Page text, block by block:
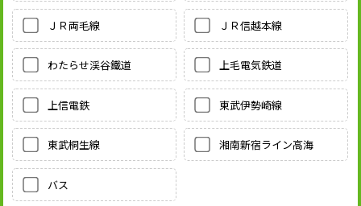
ＪＲ両毛線 ＪＲ信越本線
わたらせ渓谷鐵道 上毛電気鉄道
上信電鉄 東武伊勢崎線
東武桐生線 湘南新宿ライン高海
バス